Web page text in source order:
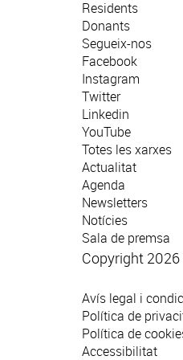
Residents
Donants
Segueix-nos
Facebook
Instagram
Twitter
Linkedin
YouTube
Totes les xarxes
Actualitat
Agenda
Newsletters
Notícies
Sala de premsa
Copyright
Avís legal i
Política de
Política de
Accessibilitat